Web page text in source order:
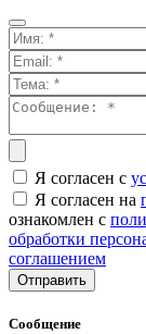
Я согласен с
Я согласен на
ознакомлен с
обработки
соглашением
Отправить
Сообщение